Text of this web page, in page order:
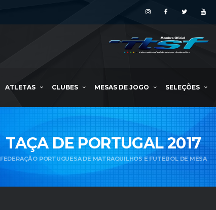
ATLETAS CLUBES MESAS DE JOGO SELEÇÕES
TAÇA DE PORTUGAL 2017
FEDERAÇÃO PORTUGUESA DE MATRAQUILHOS E FUTEBOL DE MESA